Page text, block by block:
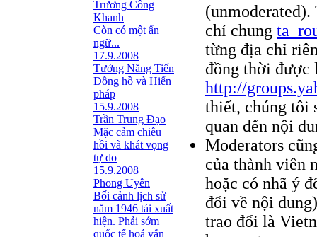
Trương Công
Khanh
Còn có một ẩn
ngữ...
17.9.2008
Tưởng Năng Tiến
Đồng hồ và Hiến
pháp
15.9.2008
Trần Trung Đạo
Mặc cảm chiêu
hồi và khát vọng
tự do
15.9.2008
Phong Uyên
Bối cảnh lịch sử
năm 1946 tái xuất
hiện. Phải sớm
quốc tế hoá vấn
chỉ chung
từng địa chỉ
đồng thời được
http://
thiết, chúng tôi
quan đến nội
Moderators
của thành viên
hoặc có nhã ý
đổi về nội
trao đổi là